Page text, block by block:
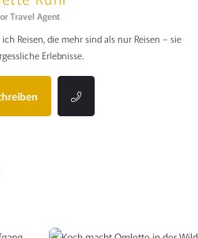
Travel Agent
Reisen, die mehr sind als nur Reisen – sie
Erlebnisse.